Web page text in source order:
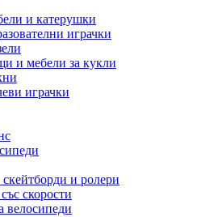
и катерушки
играчки
и мебели за кукли
играчки
и ролери
скорости
велосипеди